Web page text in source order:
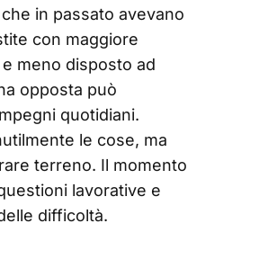
in passato avevano
con maggiore
meno disposto ad
opposta può
quotidiani.
le cose, ma
terreno. Il momento
lavorative e
difficoltà.